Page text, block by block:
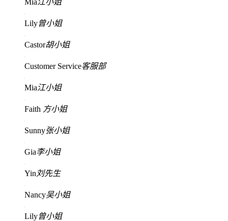
Lily曾小姐
Castor胡小姐
Customer Service客服部
Mia江小姐
Faith 方小姐
Sunny张小姐
Gia李小姐
Yin 刘先生
Nancy吴小姐
Lily曾小姐